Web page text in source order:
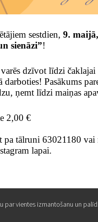
sestdien, 9.
sienāzi”!
varēs dzīvot līdzi
Pasākums
ņemt līdzi maiņas
2,00 €
tālruni 63021180
lapai.
vientes izmantošanu un
vientes izmantošanu un